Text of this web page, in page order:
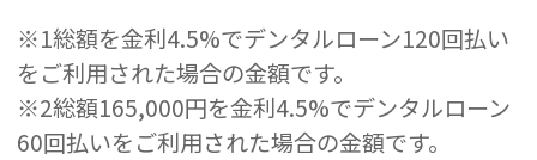
※1総額を金利4.5%でデンタルローン120回払い
をご利用された場合の金額です。
※2総額165,000円を金利4.5%でデンタルローン
60回払いをご利用された場合の金額です。